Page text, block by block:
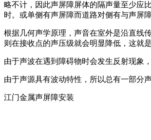
略不计，因此声屏障屏体的隔声量至少应
时。或单侧有声屏障而道路对侧有与声屏
根据几何声学原理，声音在室外是沿直线
则在接收点的声压级就会明显降低，这就
由于声波在遇到障碍物时会发生反射现象
由于声源具有波动特性，所以总有一部分
江门金属声屏障安装